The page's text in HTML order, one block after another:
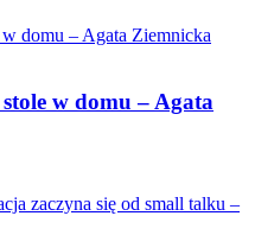
w domu – Agata